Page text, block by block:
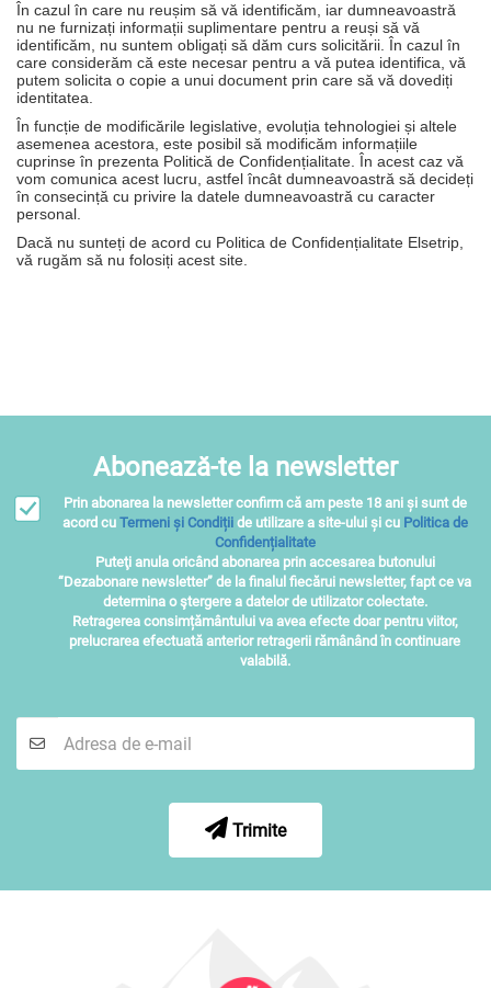
În cazul în care nu reușim să vă identificăm, iar dumneavoastră
nu ne furnizați informații suplimentare pentru a reuși să vă
identificăm, nu suntem obligați să dăm curs solicitării. În cazul în
care considerăm că este necesar pentru a vă putea identifica, vă
putem solicita o copie a unui document prin care să vă dovediți
identitatea.
În funcție de modificările legislative, evoluția tehnologiei și altele
asemenea acestora, este posibil să modificăm informațiile
cuprinse în prezenta Politică de Confidențialitate. În acest caz vă
vom comunica acest lucru, astfel încât dumneavoastră să decideți
în consecință cu privire la datele dumneavoastră cu caracter
personal.
Dacă nu sunteți de acord cu Politica de Confidențialitate Elsetrip,
vă rugăm să nu folosiți acest site.
Abonează-te la newsletter
Prin abonarea la newsletter confirm că am peste 18 ani și sunt de
acord cu Termeni și Condițiide utilizare a site-ului și cu Politica de
Confidențialitate
Puteţi anula oricând abonarea prin accesarea butonului
“Dezabonare newsletter” de la finalul fiecărui newsletter, fapt ce va
determina o ştergere a datelor de utilizator colectate.
Retragerea consimțământului va avea efecte doar pentru viitor,
prelucrarea efectuată anterior retragerii rămânând în continuare
valabilă.
Trimite